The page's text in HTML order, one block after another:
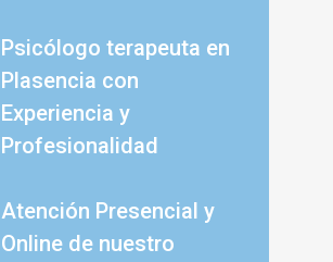
Psicólogo terapeuta en
Plasencia con
Experiencia y
Profesionalidad
Atención Presencial y
Online de nuestro